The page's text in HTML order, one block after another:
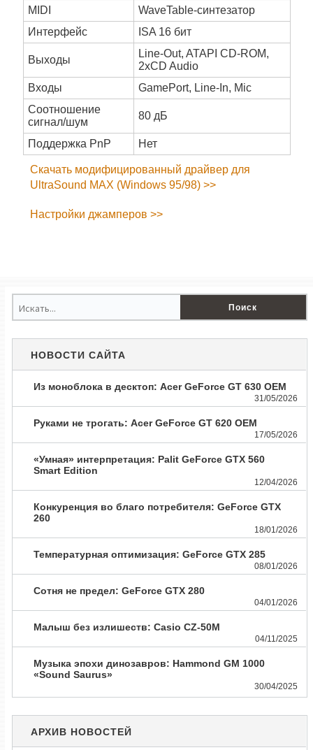
MIDI
WaveTable-синтезатор
Интерфейс
ISA 16 бит
Выходы
Line-Out, ATAPI CD-ROM,
2xCD Audio
Входы
GamePort, Line-In, Mic
Соотношение
сигнал/шум
80 дБ
Поддержка PnP Нет
Скачать модифицированный драйвер для
UltraSound MAX (Windows 95/98) >>
Настройки джамперов >>
НОВОСТИ САЙТА
Из моноблока в десктоп: Acer GeForce GT 630 OEM
31/05/2026
Руками не трогать: Acer GeForce GT 620 OEM
17/05/2026
«Умная» интерпретация: Palit GeForce GTX 560
Smart Edition
12/04/2026
Конкуренция во благо потребителя: GeForce GTX
260
18/01/2026
Температурная оптимизация: GeForce GTX 285
08/01/2026
Сотня не предел: GeForce GTX 280
04/01/2026
Малыш без излишеств: Casio CZ-50M
04/11/2025
Музыка эпохи динозавров: Hammond GM 1000
«Sound Saurus»
30/04/2025
АРХИВ НОВОСТЕЙ